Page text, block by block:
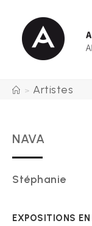
content
> Artistes
NAVA
Stéphanie
EXPOSITIONS